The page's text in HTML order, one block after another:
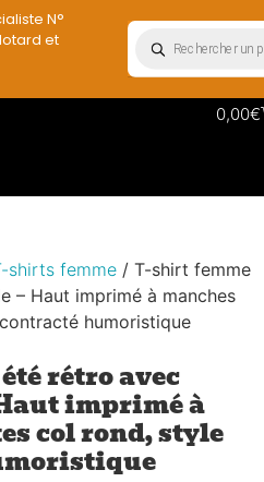
N°
et
0,00€
shirts femme / T-shirt femme
– Haut imprimé à manches
humoristique
rétro avec
imprimé à
col rond, style